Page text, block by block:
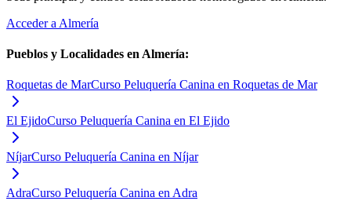
Acceder a Almería
Pueblos y Localidades en Almería:
Roquetas de MarCurso Peluquería Canina en Roquetas de Mar
El EjidoCurso Peluquería Canina en El Ejido
NíjarCurso Peluquería Canina en Níjar
AdraCurso Peluquería Canina en Adra